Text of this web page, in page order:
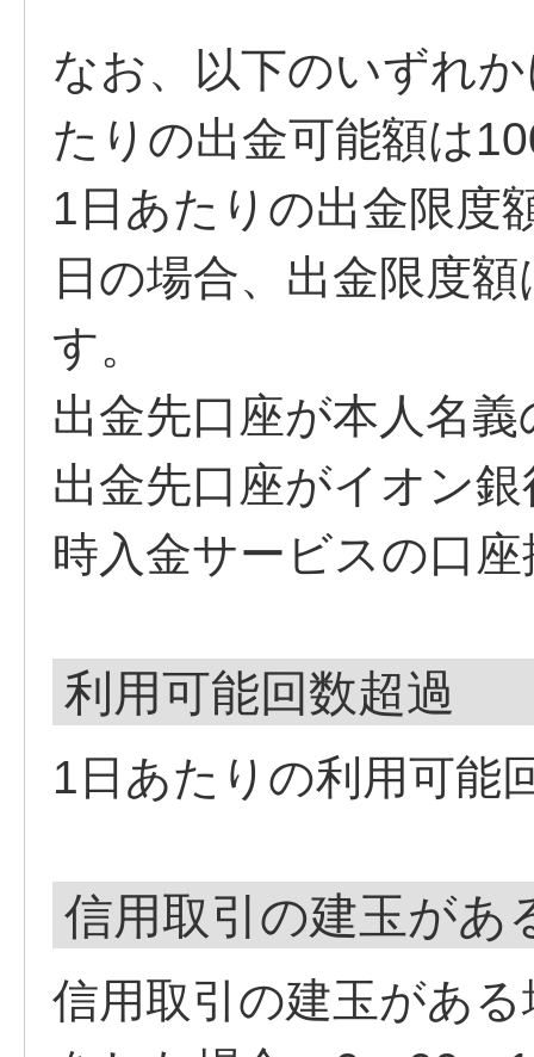
なお、以下のいずれ
たりの出金可能額は
1日あたりの出金限度
日の場合、出金限度
す。
出金先口座が本人名
出金先口座がイオン
時入金サービスの口
利用可能回数超過
1日あたりの利用可能
信用取引の建玉があ
信用取引の建玉があ